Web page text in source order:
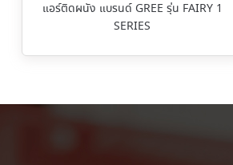
แอร์ติดผนัง แบรนด์ GREE รุ่น FAIRY 1
SERIES